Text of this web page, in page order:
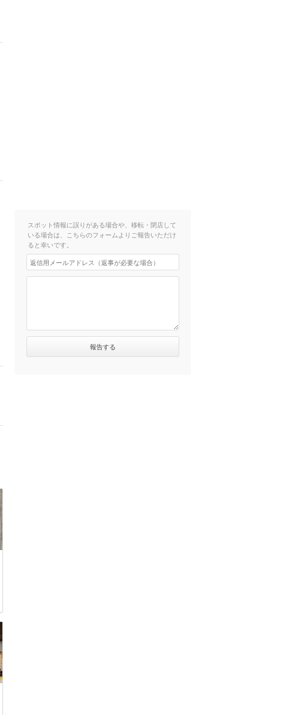
スポット情報に誤りがある場合や、移転・閉店して
いる場合は、こちらのフォームよりご報告いただけ
ると幸いです。